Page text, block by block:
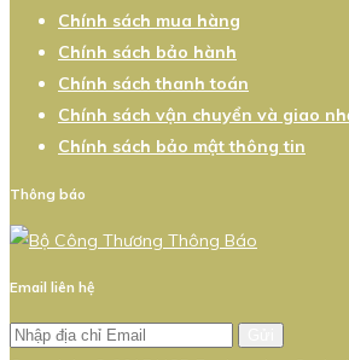
Chính sách mua hàng
Chính sách bảo hành
Chính sách thanh toán
Chính sách vận chuyển và giao
Chính sách bảo mật thông tin
Thông báo
Email liên hệ